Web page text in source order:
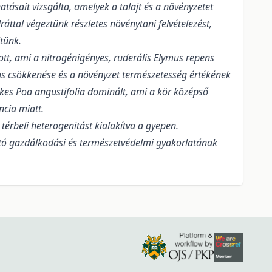
vizsgálta, amelyek a talajt és a növényzetet
végeztünk részletes növénytani felvételezést,
ami a nitrogénigényes, ruderális Elymus repens
és a növényzet természetesség értékének
Poa angustifolia dominált, ami a kör középső
miatt.
heterogenitást kialakítva a gyepen.
gazdálkodási és természetvédelmi gyakorlatának